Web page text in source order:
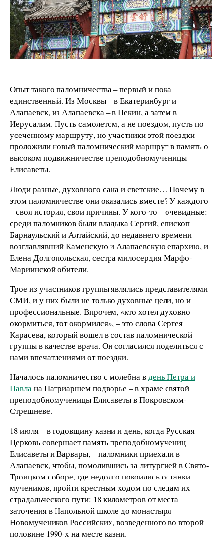
Опыт такого паломничества – первый и пока
единственный. Из Москвы – в Екатеринбург и
Алапаевск, из Алапаевска – в Пекин, а затем в
Иерусалим. Пусть самолетом, а не поездом, пусть по
усеченному маршруту, но участники этой поездки
проложили новый паломнический маршрут в память о
высоком подвижничестве преподобномученицы
Елисаветы.
Люди разные, духовного сана и светские… Почему в
этом паломничестве они оказались вместе? У каждого
– своя история, свои причины. У кого-то – очевидные:
среди паломников были владыка Сергий, епископ
Барнаульский и Алтайский, до недавнего времени
возглавлявший Каменскую и Алапаевскую епархию, и
Елена Долгопольская, сестра милосердия Марфо-
Мариинской обители.
Трое из участников группы являлись представителями
СМИ, и у них были не только духовные цели, но и
профессиональные. Впрочем, «кто хотел духовно
окормиться, тот окормился», – это слова Сергея
Карасева, который вошел в состав паломнической
группы в качестве врача. Он согласился поделиться с
нами впечатлениями от поездки.
Началось паломничество с молебна вдень Петра и
Павлана Патриаршем подворье – в храме святой
преподобномученицы Елисаветы в Покровском-
Стрешневе.
18 июля – в годовщину казни и день, когда Русская
Церковь совершает память преподобномучениц
Елисаветы и Варвары, – паломники приехали в
Алапаевск, чтобы, помолившись за литургией в Свято-
Троицком соборе, где недолго покоились останки
мучеников, пройти крестным ходом по следам их
страдальческого пути: 18 километров от места
заточения в Напольной школе до монастыря
Новомучеников Российских, возведенного во второй
половине 1990-х на месте казни.